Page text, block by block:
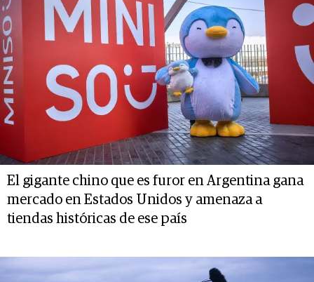
El gigante chino que es furor en Argentina gana
mercado en Estados Unidos y amenaza a
tiendas históricas de ese país